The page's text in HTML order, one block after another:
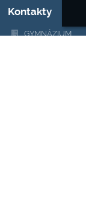
Kontakty
GYMNÁZIUM